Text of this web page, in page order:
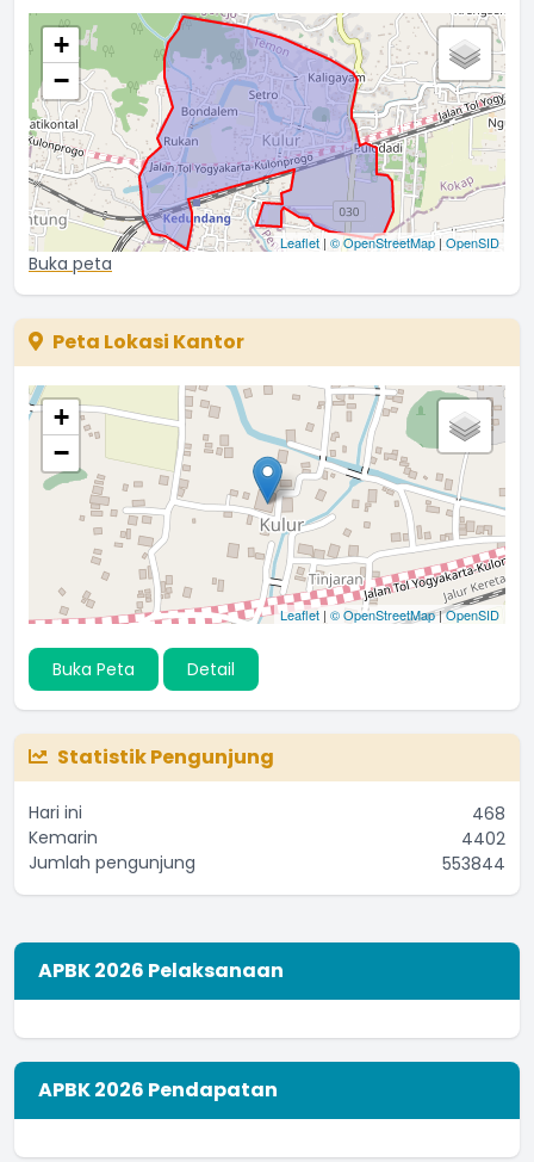
Tyas
19 Mei 2021 22:53:56
Saya mau bergabung dengan komunitas peduli stroke
...selengkapnya
NURAINI
02 Maret 2021 11:47:25
...selengkapnya
Hilarius
23 Januari 2021 08:14:37
+
−
Leaflet | © OpenStreetMap | OpenSID
Buka peta
Peta Lokasi Kantor
+
−
Leaflet | © OpenStreetMap|OpenSID
Buka Peta Detail
Statistik Pengunjung
Hari ini
468
Kemarin
4402
Jumlah pengunjung
553844
APBK 2026 Pelaksanaan
APBK 2026 Pendapatan